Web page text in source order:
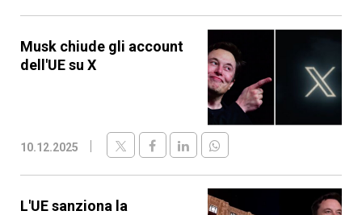
Musk chiude gli account
dell'UE su X
10.12.2025
L'UE sanziona la